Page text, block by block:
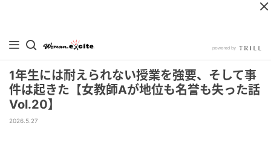
1年生には耐えられない授業を強要、そして事
件は起きた【女教師Aが地位も名誉も失った話
Vol.20】
2026.5.27